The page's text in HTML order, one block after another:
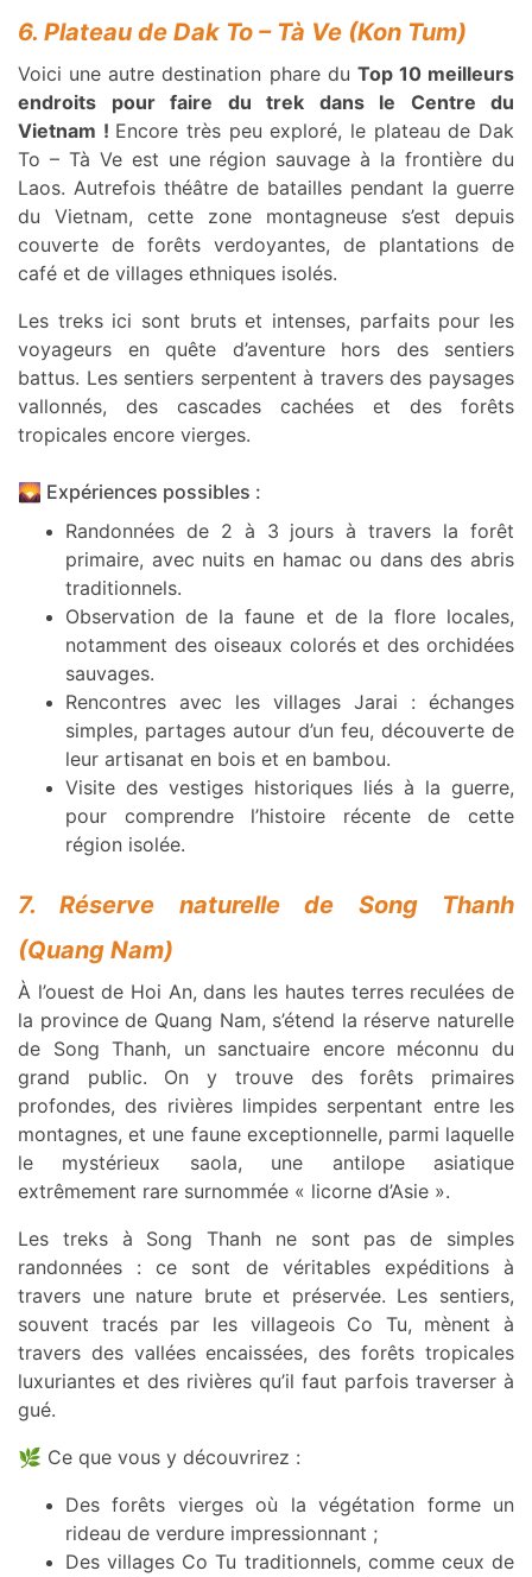
6. Plateau de Dak To – Tà Ve (Kon Tum)
Voici une autre destination phare du Top 10 meilleurs
endroits pour faire du trek dans le Centre du
Vietnam ! Encore très peu exploré, le plateau de Dak
To – Tà Ve est une région sauvage à la frontière du
Laos. Autrefois théâtre de batailles pendant la guerre
du Vietnam, cette zone montagneuse s’est depuis
couverte de forêts verdoyantes, de plantations de
café et de villages ethniques isolés.
Les treks ici sont bruts et intenses, parfaits pour les
voyageurs en quête d’aventure hors des sentiers
battus. Les sentiers serpentent à travers des paysages
vallonnés, des cascades cachées et des forêts
tropicales encore vierges.
🌄 Expériences possibles :
Randonnées de 2 à 3 jours à travers la forêt
primaire, avec nuits en hamac ou dans des abris
traditionnels.
Observation de la faune et de la flore locales,
notamment des oiseaux colorés et des orchidées
sauvages.
Rencontres avec les villages Jarai : échanges
simples, partages autour d’un feu, découverte de
leur artisanat en bois et en bambou.
Visite des vestiges historiques liés à la guerre,
pour comprendre l’histoire récente de cette
région isolée.
7. Réserve naturelle de Song Thanh
(Quang Nam)
À l’ouest de Hoi An, dans les hautes terres reculées de
la province de Quang Nam, s’étend la réserve naturelle
de Song Thanh, un sanctuaire encore méconnu du
grand public. On y trouve des forêts primaires
profondes, des rivières limpides serpentant entre les
montagnes, et une faune exceptionnelle, parmi laquelle
le mystérieux saola, une antilope asiatique
extrêmement rare surnommée « licorne d’Asie ».
Les treks à Song Thanh ne sont pas de simples
randonnées : ce sont de véritables expéditions à
travers une nature brute et préservée. Les sentiers,
souvent tracés par les villageois Co Tu, mènent à
travers des vallées encaissées, des forêts tropicales
luxuriantes et des rivières qu’il faut parfois traverser à
gué.
🌿 Ce que vous y découvrirez :
Des forêts vierges où la végétation forme un
rideau de verdure impressionnant ;
Des villages Co Tu traditionnels, comme ceux de